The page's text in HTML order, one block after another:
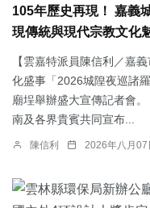
105年歷史再現！ 嘉義
現傳統與現代宗教文化
【雲嘉特派員陳信利／嘉
化盛事「2026城隍夜巡諸
廟埕舉辦盛大宣傳記者會
南及各界貴賓共同宣布...
陳信利 2026年八月07